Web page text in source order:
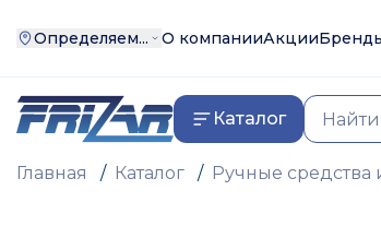
Определяем... О компанииАкции
Каталог
Главная / Каталог / Ручные средства